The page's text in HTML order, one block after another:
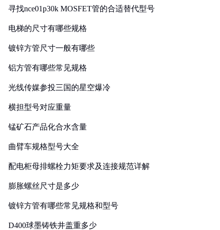
寻找nce01p30k MOSFET管的合适替代型号
电梯的尺寸有哪些规格
镀锌方管尺寸一般有哪些
铝方管有哪些常见规格
光线传媒参投三国的星空爆冷
横担型号对应重量
锰矿石产品化合水含量
曲臂车规格型号大全
配电柜母排螺栓力矩要求及连接规范详解
膨胀螺丝尺寸是多少
镀锌方管有哪些常见规格和型号
D400球墨铸铁井盖重多少